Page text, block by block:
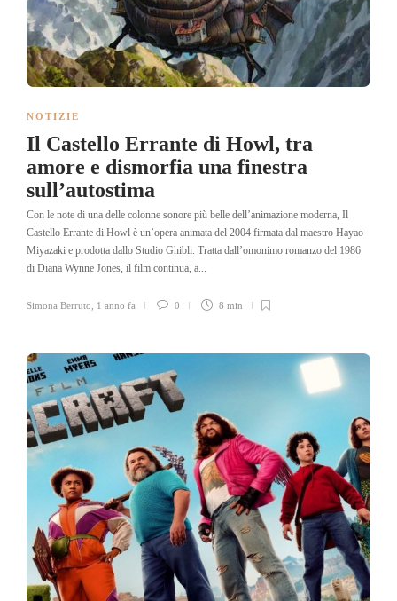
NOTIZIE
Il Castello Errante di Howl, tra
amore e dismorfia una finestra
sull’autostima
Con le note di una delle colonne sonore più belle dell’animazione moderna, Il
Castello Errante di Howl è un’opera animata del 2004 firmata dal maestro Hayao
Miyazaki e prodotta dallo Studio Ghibli. Tratta dall’omonimo romanzo del 1986
di Diana Wynne Jones, il film continua, a...
Simona Berruto 1 anno fa 0 8 min